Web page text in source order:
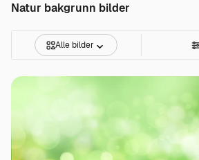
Natur bakgrunn bilder
Alle bilder